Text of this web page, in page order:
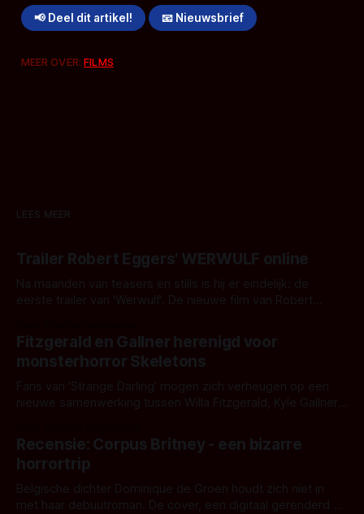
📢 Deel dit artikel! 📧 Nieuwsbrief
MEER OVER:FILMS
LEES MEER
Trailer Robert Eggers' WERWULF online
Na maanden van teasers en stills is hij er eindelijk: de
eerste trailer van 'Werwulf'. De nieuwe film van Robert
kille stijl vol folklore en mythe. Het topic deze keer is (kon
het het al raden?)... de weerwolf. Kijk je mee?
Fitzgerald en Gallner herenigd voor
monsterhorror Skeletons
Fans van 'Strange Darling' mogen zich verheugen op een
nieuwe samenwerking tussen Willa Fitzgerald, Kyle Gallner
'Skeletons', een nieuwe creature feature waarvoor de
opnames zijn gestart in Australië.
Recensie: Corpus Britney - een bizarre
horrortrip
Belgische dichter Dominique de Groen houdt zich niet in
met haar debuutroman. De cover, een digitaal gerenderd en